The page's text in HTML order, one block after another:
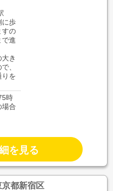
に歩
すの
で進
き
、
りを
時
場合
を見る
都新宿区